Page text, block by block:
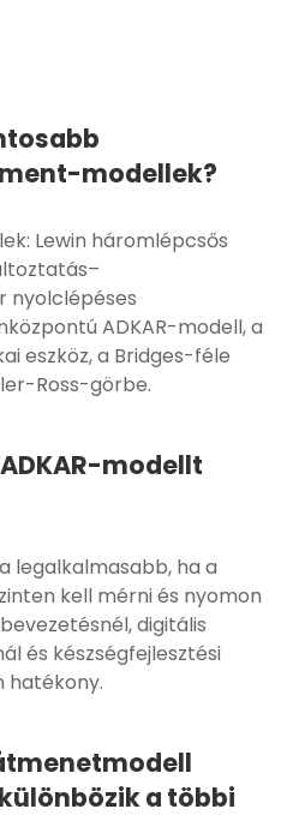
modellek?
Lewin háromlépcsős
nyolclépéses
ADKAR-modell, a
eszköz, a Bridges-féle
Ross-görbe.
modellt
legalkalmasabb, ha a
kell mérni és nyomon
digitális
és készségfejlesztési
hatékony.
a többi